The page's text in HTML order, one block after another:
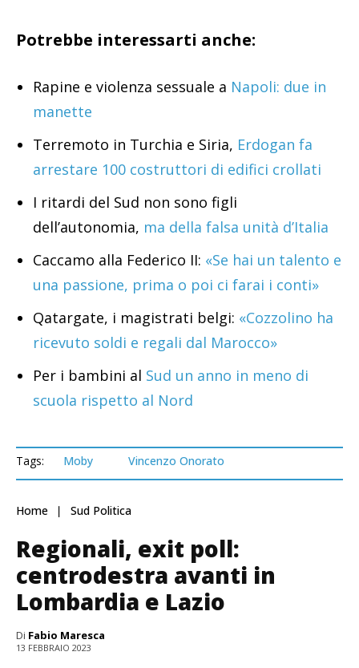
Potrebbe interessarti anche:
Rapine e violenza sessuale a Napoli: due in
manette
Terremoto in Turchia e Siria, Erdogan fa
arrestare 100 costruttori di edifici crollati
I ritardi del Sud non sono figli
dell’autonomia, ma della falsa unità d’Italia
Caccamo alla Federico II: «Se hai un talento e
una passione, prima o poi ci farai i conti»
Qatargate, i magistrati belgi: «Cozzolino ha
ricevuto soldi e regali dal Marocco»
Per i bambini al Sud un anno in meno di
scuola rispetto al Nord
Tags: Moby Vincenzo Onorato
Home Sud Politica
Regionali, exit poll:
centrodestra avanti in
Lombardia e Lazio
Di Fabio Maresca
13 FEBBRAIO 2023